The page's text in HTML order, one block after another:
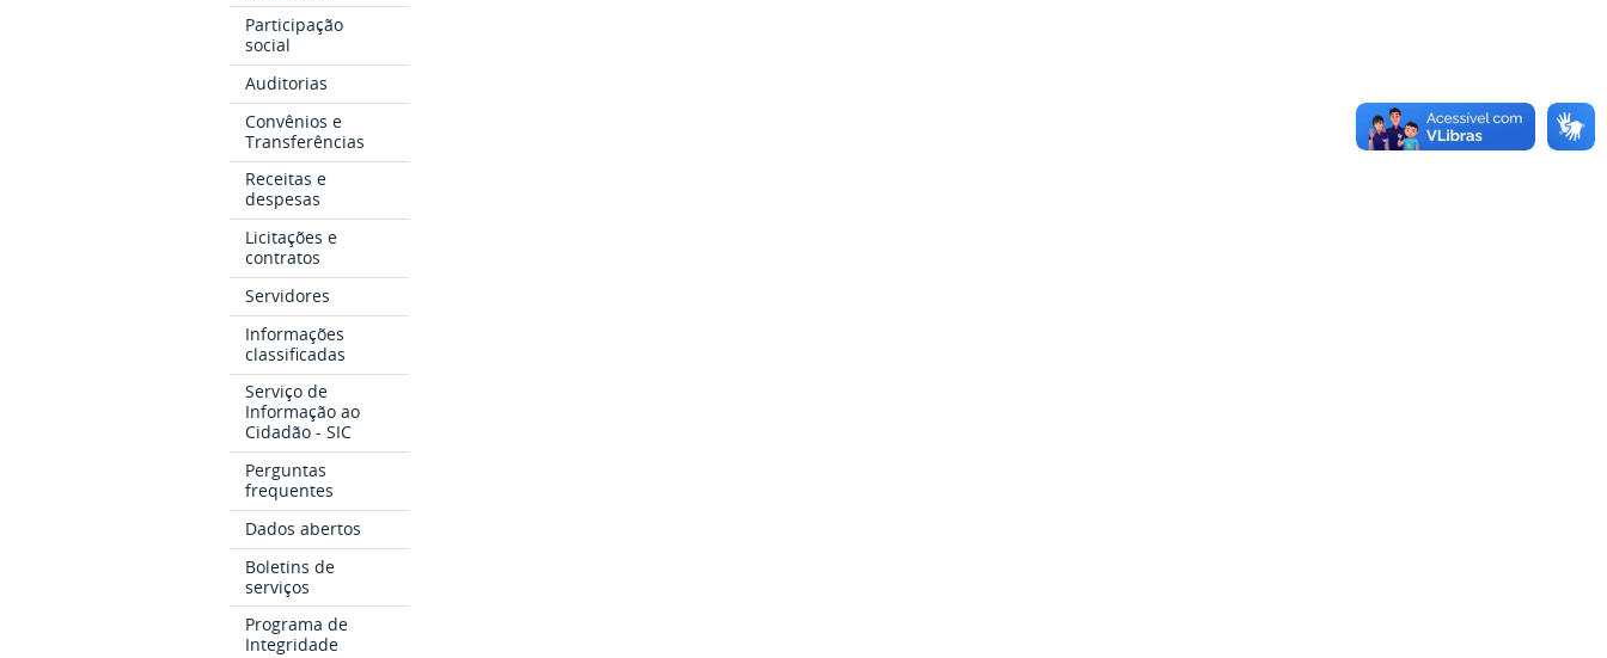
Participação
social
Auditorias
Convênios e
Transferências
Receitas e
despesas
Licitações e
contratos
Servidores
Informações
classificadas
Serviço de
Informação ao
Cidadão - SIC
Perguntas
frequentes
Dados abertos
Boletins de
serviços
Programa de
Integridade